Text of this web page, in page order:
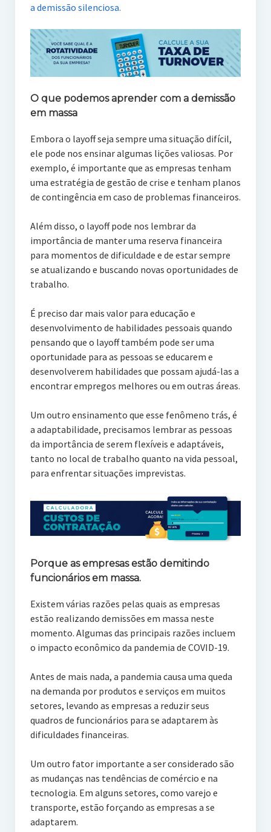
a demissão silenciosa.
O que podemos aprender com a demissão
em massa
Embora o layoff seja sempre uma situação difícil,
ele pode nos ensinar algumas lições valiosas. Por
exemplo, é importante que as empresas tenham
uma estratégia de gestão de crise e tenham planos
de contingência em caso de problemas financeiros.
Além disso, o layoff pode nos lembrar da
importância de manter uma reserva financeira
para momentos de dificuldade e de estar sempre
se atualizando e buscando novas oportunidades de
trabalho.
É preciso dar mais valor para educação e
desenvolvimento de habilidades pessoais quando
pensando que o layoff também pode ser uma
oportunidade para as pessoas se educarem e
desenvolverem habilidades que possam ajudá-las a
encontrar empregos melhores ou em outras áreas.
Um outro ensinamento que esse fenômeno trás, é
a adaptabilidade, precisamos lembrar as pessoas
da importância de serem flexíveis e adaptáveis,
tanto no local de trabalho quanto na vida pessoal,
para enfrentar situações imprevistas.
Porque as empresas estão demitindo
funcionários em massa.
Existem várias razões pelas quais as empresas
estão realizando demissões em massa neste
momento. Algumas das principais razões incluem
o impacto econômico da pandemia de COVID-19.
Antes de mais nada, a pandemia causa uma queda
na demanda por produtos e serviços em muitos
setores, levando as empresas a reduzir seus
quadros de funcionários para se adaptarem às
dificuldades financeiras.
Um outro fator importante a ser considerado são
as mudanças nas tendências de comércio e na
tecnologia. Em alguns setores, como varejo e
transporte, estão forçando as empresas a se
adaptarem.